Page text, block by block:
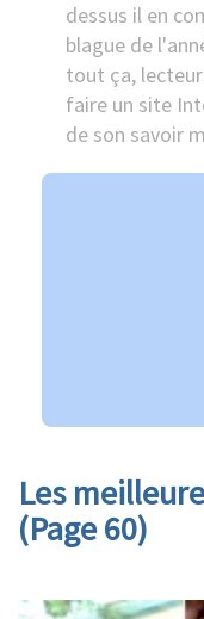
dessus il en
blague de
tout ça,
faire un site
de son savoir
Les
(Page 60)